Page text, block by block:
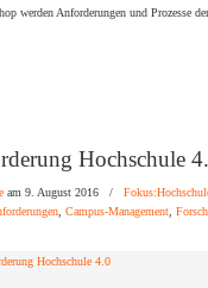
werden Anforderungen und Prozesse
Hochschule
am 9. August 2016 /
, Campus-Management,